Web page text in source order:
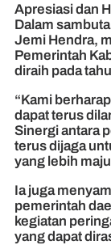
Apresiasi dan
Dalam
Jemi Hendra,
Pemerintah
diraih pada
“Kami
dapat terus
Sinergi antara
terus dijaga
yang lebih
Ia juga
pemerintah
kegiatan
yang dapat